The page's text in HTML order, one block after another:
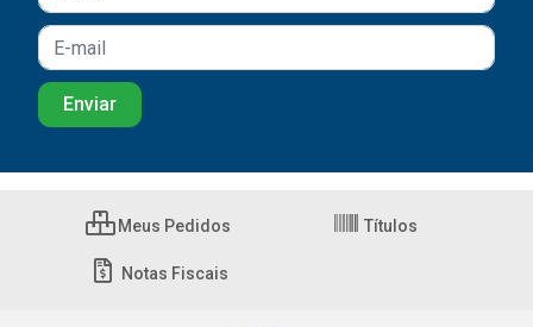
Meus Pedidos Títulos
Notas Fiscais